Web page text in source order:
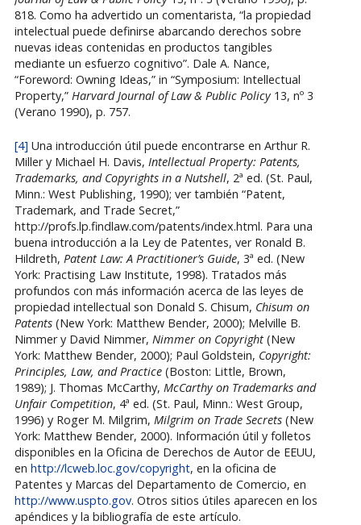
818. Como ha advertido un comentarista, “la propiedad
intelectual puede definirse abarcando derechos sobre
nuevas ideas contenidas en productos tangibles
mediante un esfuerzo cognitivo”. Dale A. Nance,
“Foreword: Owning Ideas,” in “Symposium: Intellectual
Property,” Harvard Journal of Law & Public Policy13, nº 3
(Verano 1990), p. 757.
[4] Una introducción útil puede encontrarse en Arthur R.
Miller y Michael H. Davis, Intellectual Property: Patents,
Trademarks, and Copyrights in a Nutshell, 2ª ed. (St. Paul,
Minn.: West Publishing, 1990); ver también “Patent,
Trademark, and Trade Secret,”
http://profs.lp.findlaw.com/patents/index.html. Para una
buena introducción a la Ley de Patentes, ver Ronald B.
Hildreth, Patent Law: A Practitioner’s Guide, 3ª ed. (New
York: Practising Law Institute, 1998). Tratados más
profundos con más información acerca de las leyes de
propiedad intellectual son Donald S. Chisum, Chisum on
Patents(New York: Matthew Bender, 2000); Melville B.
Nimmer y David Nimmer, Nimmer on Copyright(New
York: Matthew Bender, 2000); Paul Goldstein, Copyright:
Principles, Law, and Practice(Boston: Little, Brown,
1989); J. Thomas McCarthy, McCarthy on Trademarks and
Unfair Competition, 4ª ed. (St. Paul, Minn.: West Group,
1996) y Roger M. Milgrim, Milgrim on Trade Secrets(New
York: Matthew Bender, 2000). Información útil y folletos
disponibles en la Oficina de Derechos de Autor de EEUU,
en http://lcweb.loc.gov/copyright, en la oficina de
Patentes y Marcas del Departamento de Comercio, en
http://www.uspto.gov. Otros sitios útiles aparecen en los
apéndices y la bibliografía de este artículo.